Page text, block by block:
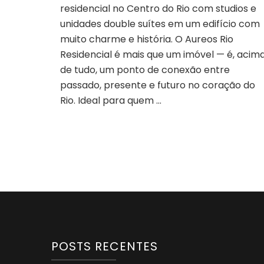
residencial no Centro do Rio com studios e
unidades double suítes em um edifício com
muito charme e história. O Aureos Rio
Residencial é mais que um imóvel — é,
de tudo, um ponto de conexão entre
passado, presente e futuro no coração do
Rio. Ideal para quem …
POSTS RECENTES